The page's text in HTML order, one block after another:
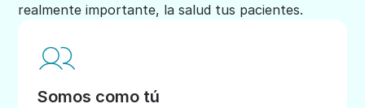
realmente importante, la salud tus pacientes.
Somos como tú